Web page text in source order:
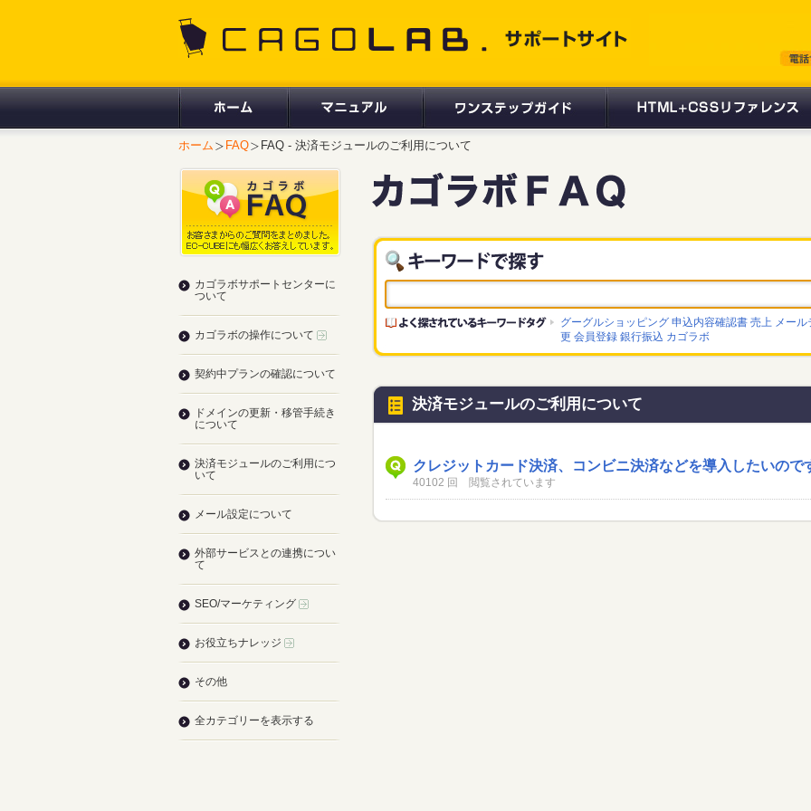
ホーム FAQ FAQ - 決済モジュールのご利用について
グーグルショッピング 申込内容確認書 売上 メー
更 会員登録 銀行振込 カゴラボ
決済モジュールのご利用について
クレジットカード決済、コンビニ決済などを導入したいので
40102 回 閲覧されています
カゴラボサポートセンターに
ついて
カゴラボの操作について
契約中プランの確認について
ドメインの更新・移管手続き
について
決済モジュールのご利用につ
いて
メール設定について
外部サービスとの連携につい
て
SEO/マーケティング
お役立ちナレッジ
その他
全カテゴリーを表示する